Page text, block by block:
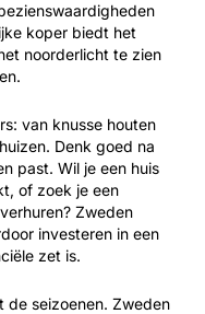
koper biedt het
noorderlicht te zien
van knusse houten
Denk goed na
past. Wil je een huis
of zoek je een
Zweden
investeren in een
zet is.
de seizoenen. Zweden